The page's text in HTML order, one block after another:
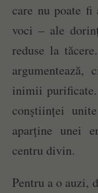
care nu poate fi
voci – ale
reduse la
inimii
conștiinței
aparține unei
centru divin.
Pentru a o auzi,